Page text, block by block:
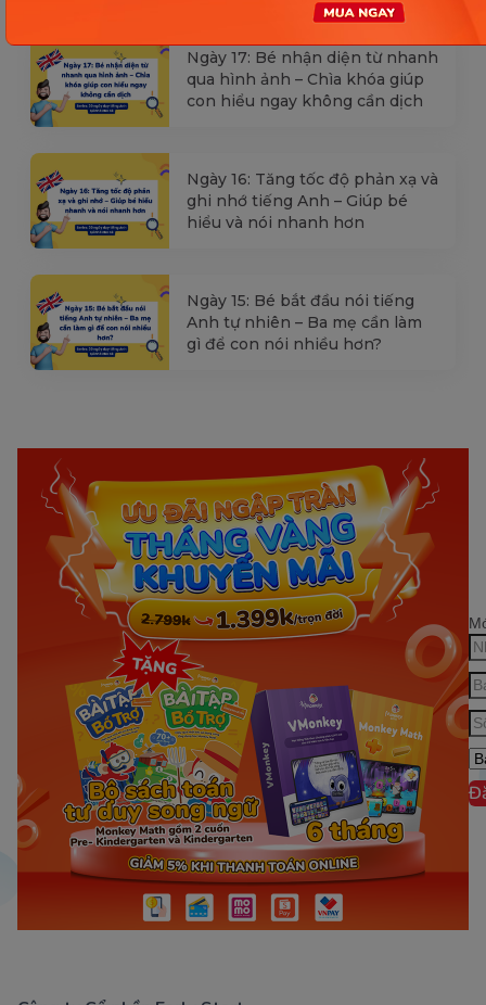
Ngày 17: Bé nhận diện từ nhanh
qua hình ảnh – Chìa khóa giúp
con hiểu ngay không cần dịch
Ngày 16: Tăng tốc độ phản xạ và
ghi nhớ tiếng Anh – Giúp bé
hiểu và nói nhanh hơn
Ngày 15: Bé bắt đầu nói tiếng
Anh tự nhiên – Ba mẹ cần làm
gì để con nói nhiều hơn?